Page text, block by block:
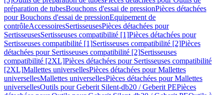
préparation de tubesBouchons d'essai de pressionPièces détachées
pour Bouchons d'essai de pressionEquipement de
contrôleAccessoiresSertisseusesPièces détachées pour
SertisseusesSertisseuses compatibilité [1]Pièces détachées pour
Sertisseuses compatibilité [1]Sertisseuses compatibilité [2]Pièces
détachées pour Sertisseuses compatibilité [2]Sertisseuses
compatibilité [2XL]Pièces détachées pour Sertisseuses compatibilité
[2XL]Mallettes universellesPièces détachées pour Mallettes
universellesMallettes universellesPièces détachées pour Mallettes
universellesOutils pour Geberit Silent-db20 / Geberit PEPièces